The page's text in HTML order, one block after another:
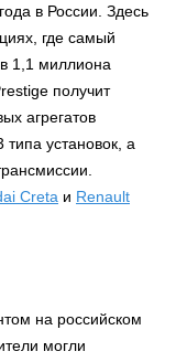
в России. Здесь
где самый
1,1 миллиона
получит
агрегатов
установок, а
Creta и Renault
на российском
могли